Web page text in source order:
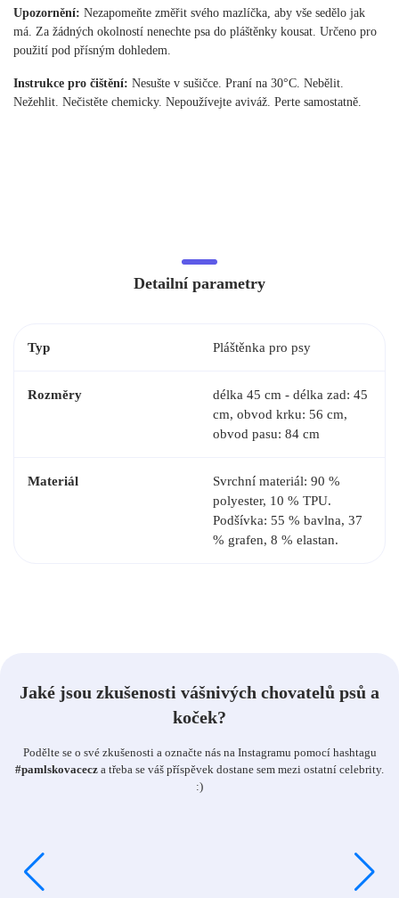
Upozornění: Nezapomeňte změřit svého mazlíčka, aby vše sedělo jak
má. Za žádných okolností nenechte psa do pláštěnky kousat. Určeno pro
použití pod přísným dohledem.
Instrukce pro čištění: Nesušte v sušičce. Praní na 30°C. Nebělit.
Nežehlit. Nečistěte chemicky. Nepoužívejte aviváž. Perte samostatně.
Detailní parametry
Typ Pláštěnka pro psy
Rozměry
délka 45 cm - délka zad: 45
cm, obvod krku: 56 cm,
obvod pasu: 84 cm
Materiál
Svrchní materiál: 90 %
polyester, 10 % TPU.
Podšívka: 55 % bavlna, 37
% grafen, 8 % elastan.
Jaké jsou zkušenosti vášnivých chovatelů psů a
koček?
Podělte se o své zkušenosti a označte nás na Instagramu pomocí hashtagu
#pamlskovacecz a třeba se váš příspěvek dostane sem mezi ostatní celebrity.
:)